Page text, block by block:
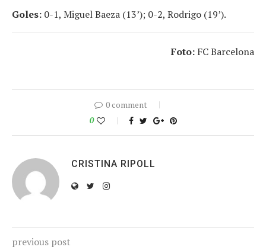
Goles: 0-1, Miguel Baeza (13’); 0-2, Rodrigo (19’).
Foto: FC Barcelona
0 comment
0
CRISTINA RIPOLL
previous post